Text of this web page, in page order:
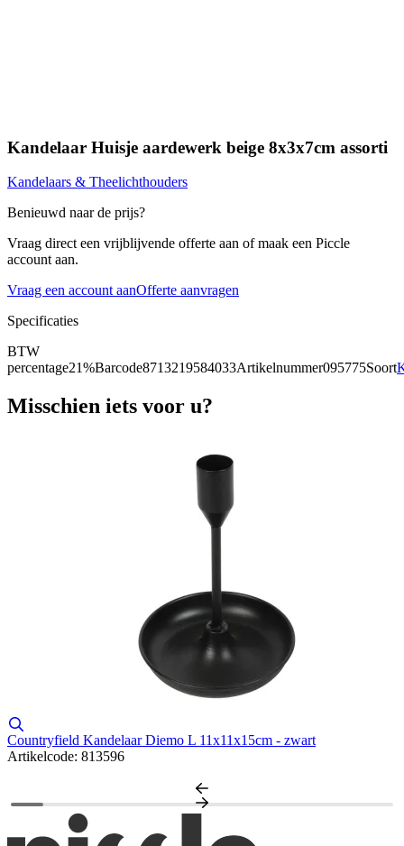
Kandelaar Huisje aardewerk beige 8x3x7cm assorti
Kandelaars & Theelichthouders
Benieuwd naar de prijs?
Vraag direct een vrijblijvende offerte aan of maak een Piccle
account aan.
Vraag een account aanOfferte aanvragen
Specificaties
BTW
percentage21%Barcode8713219584033Artikelnummer095775Soort
Misschien iets voor u?
Countryfield Kandelaar Diemo L 11x11x15cm - zwart
Artikelcode: 813596